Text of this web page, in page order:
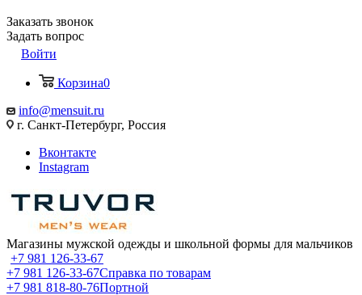
Заказать звонок
Задать вопрос
Войти
Корзина0
info@mensuit.ru
г. Санкт-Петербург, Россия
Вконтакте
Instagram
Магазины мужской одежды и школьной формы для мальчиков
+7 981 126-33-67
+7 981 126-33-67Справка по товарам
+7 981 818-80-76Портной